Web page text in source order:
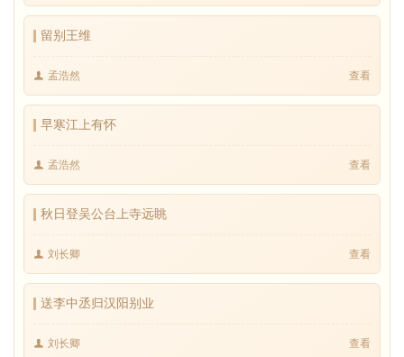
留别王维
孟浩然 查看
早寒江上有怀
孟浩然 查看
秋日登吴公台上寺远眺
刘长卿 查看
送李中丞归汉阳别业
刘长卿 查看